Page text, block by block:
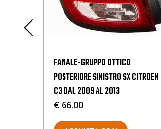
FANALE-GRUPPO OTTICO
POSTERIORE SINISTRO SX CITROEN
C3 DAL 2009 AL 2013
€ 66.00